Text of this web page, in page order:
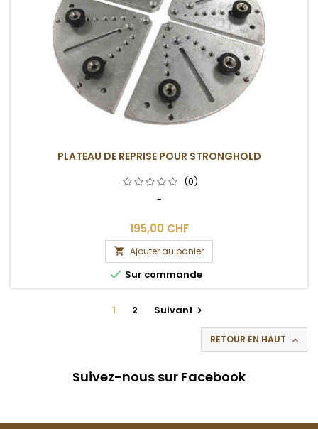
PLATEAU DE REPRISE POUR STRONGHOLD
(0)
-
195,00 CHF
 Ajouter au panier
 Sur commande
1 2 Suivant 
RETOUR EN HAUT 
Suivez-nous sur Facebook